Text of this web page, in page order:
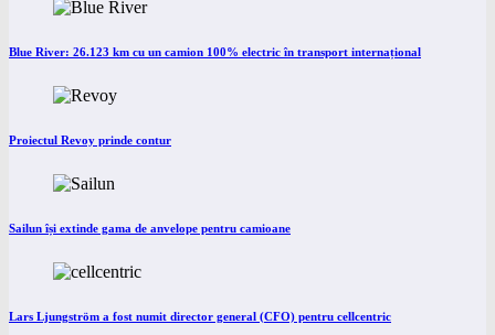
Blue River: 26.123 km cu un camion 100% electric în transport internațional
Proiectul Revoy prinde contur
Sailun își extinde gama de anvelope pentru camioane
Lars Ljungström a fost numit director general (CFO) pentru cellcentric